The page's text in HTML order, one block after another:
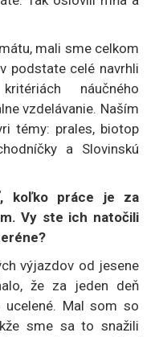
mali sme celkom
podstate celé navrhli
náučného
vzdelávanie. Naším
témy: prales, biotop
a Slovinskú
koľko práce je za
Vy ste ich natočili
výjazdov od jesene
že za jeden deň
ucelené. Mal som so
sme sa to snažili